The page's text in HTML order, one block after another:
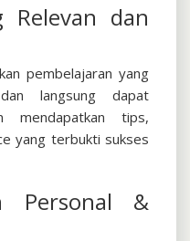
dan
pembelajaran yang
langsung dapat
mendapatkan tips,
yang terbukti sukses
Personal &